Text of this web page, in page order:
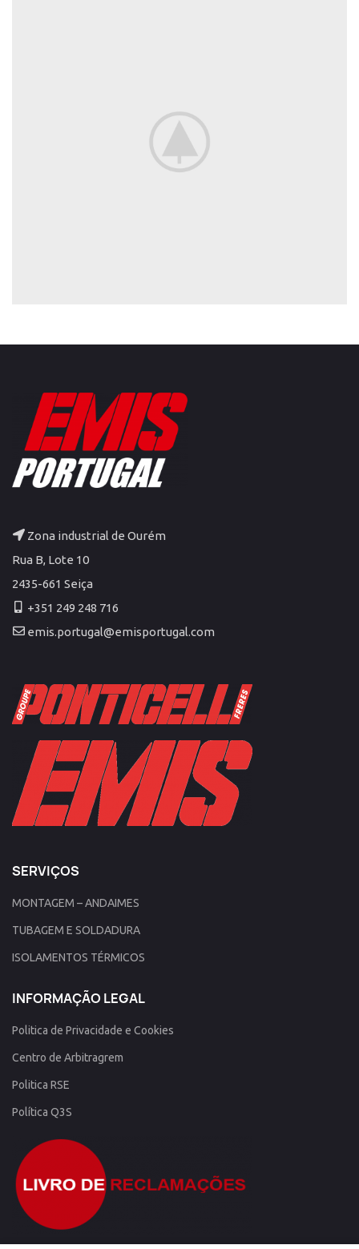
Zona industrial de Ourém
Rua B, Lote 10
2435-661 Seiça
+351 249 248 716
emis.portugal@emisportugal.com
SERVIÇOS
MONTAGEM – ANDAIMES
TUBAGEM E SOLDADURA
ISOLAMENTOS TÉRMICOS
INFORMAÇÃO LEGAL
Politica de Privacidade e Cookies
Centro de Arbitragrem
Politica RSE
Política Q3S